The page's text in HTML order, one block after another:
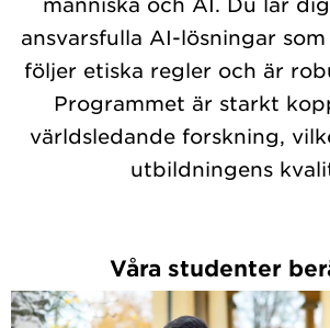
ansvarsfulla AI-lösningar
följer etiska regler och är
Programmet är starkt
världsledande forskning,
utbildningens
Våra studenter